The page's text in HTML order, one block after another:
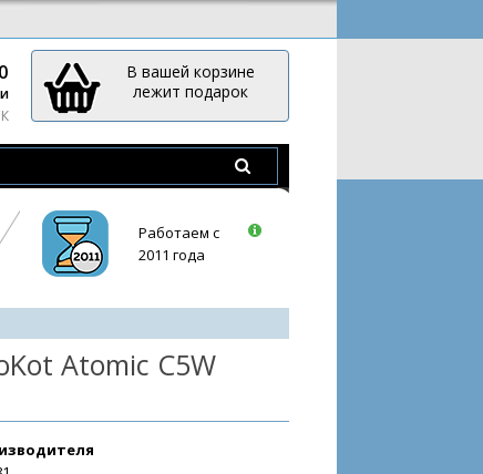
В вашей корзине
лежит подарок
Работаем с
2011 года
Atomic C5W